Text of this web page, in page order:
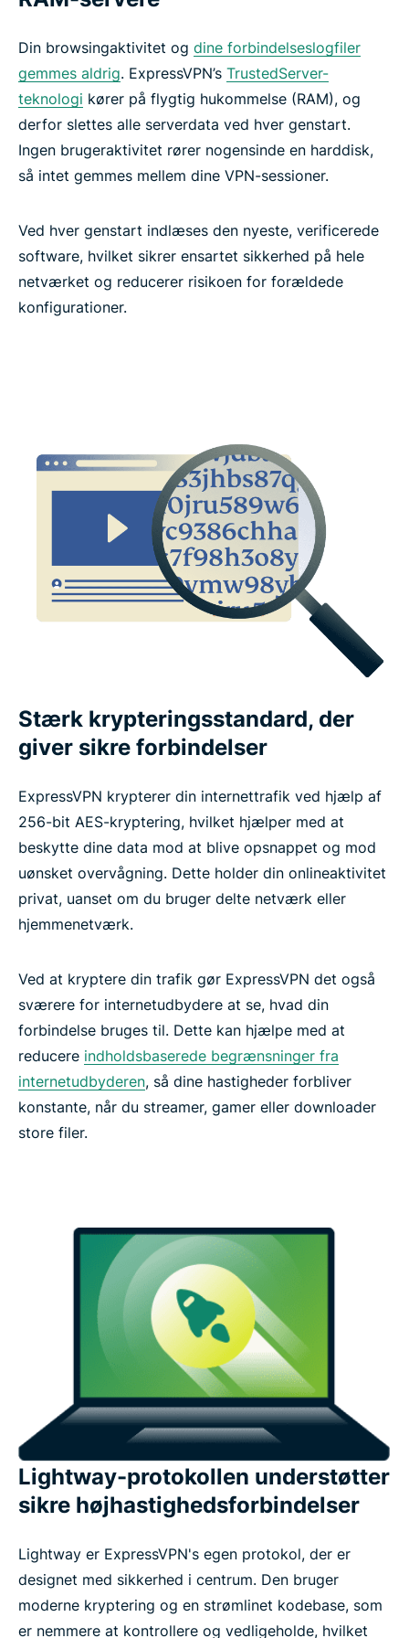
Identity Defender (kun for abonnementer i USA)
Automatiser dit VPN med ExpressVPN’s MCP-
server
ExpressVPN-funktioner vs. gratis VPN-funktioner
Ofte stillede spørgsmål om VPN-funktioner
Din browsingaktivitet og dine forbindelseslogfiler
gemmes aldrig. ExpressVPN’s TrustedServer-
teknologi kører på flygtig hukommelse (RAM), og
derfor slettes alle serverdata ved hver genstart.
Ingen brugeraktivitet rører nogensinde en harddisk,
så intet gemmes mellem dine VPN-sessioner.
Ved hver genstart indlæses den nyeste, verificerede
software, hvilket sikrer ensartet sikkerhed på hele
netværket og reducerer risikoen for forældede
konfigurationer.
Stærk krypteringsstandard, der
giver sikre forbindelser
ExpressVPN krypterer din internettrafik ved hjælp af
256-bit AES-kryptering, hvilket hjælper med at
beskytte dine data mod at blive opsnappet og mod
uønsket overvågning. Dette holder din onlineaktivitet
privat, uanset om du bruger delte netværk eller
hjemmenetværk.
Ved at kryptere din trafik gør ExpressVPN det også
sværere for internetudbydere at se, hvad din
forbindelse bruges til. Dette kan hjælpe med at
reducere indholdsbaserede begrænsninger fra
internetudbyderen, så dine hastigheder forbliver
konstante, når du streamer, gamer eller downloader
store filer.
Lightway-protokollen understøtter
sikre højhastighedsforbindelser
Lightway er ExpressVPN's egen protokol, der er
designet med sikkerhed i centrum. Den bruger
moderne kryptering og en strømlinet kodebase, som
er nemmere at kontrollere og vedligeholde, hvilket